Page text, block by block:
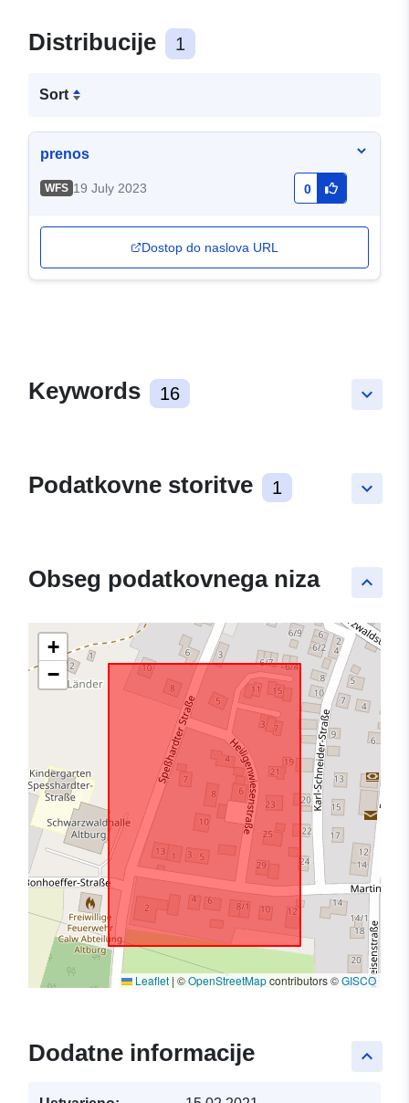
Distribucije 1
Sort
prenos
WFS 19 July 2023 0
Dostop do naslova URL
keyboard_arrow_down
Keywords 16
keyboard_arrow_down
Podatkovne storitve 1
keyboard_arrow_up
Obseg podatkovnega niza
+
−
Leaflet | ©OpenStreetMapcontributors ©GISCO
keyboard_arrow_up
Dodatne informacije